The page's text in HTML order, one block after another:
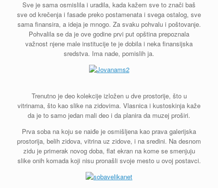
Sve je sama osmislila i uradila, kada kažem sve to znači baš
sve od krečenja i fasade preko postamenata i svega ostalog, sve
sama finansira, a ideja je mnogo. Za svaku pohvalu i poštovanje.
Pohvalila se da je ove godine prvi put opština prepoznala
važnost njene male institucije te je dobila i neka finansijska
sredstva. Ima nade, pomislih ja.
Trenutno je deo kolekcije izložen u dve prostorije, što u
vitrinama, što kao slike na zidovima. Vlasnica i kustoskinja kaže
da je to samo jedan mali deo i da planira da muzej proširi.
Prva soba na koju se naiđe je osmišljena kao prava galerijska
prostorija, belih zidova, vitrina uz zidove, i na sredini. Na desnom
zidu je primerak novog doba, flat ekran na kome se smenjuju
slike onih komada koji nisu pronašli svoje mesto u ovoj postavci.